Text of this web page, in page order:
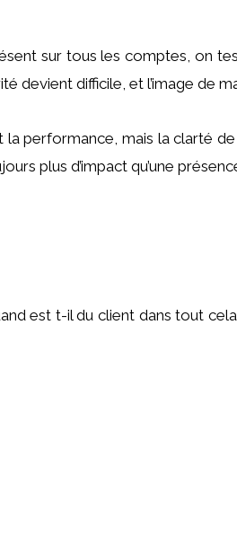
sur tous les comptes, on
devient difficile, et l’image de
performance, mais la clarté
plus d’impact qu’une
est t-il du client dans tout